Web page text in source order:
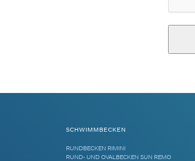
SCHWIMMBECKEN
RUNDBECKEN RIMINI
RUND- UND OVALBECKEN SUN REMO